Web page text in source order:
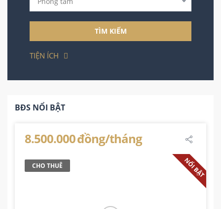
TÌM KIẾM
TIỆN ÍCH
BĐS NỔI BẬT
8.500.000 đồng/tháng
CHO THUÊ NỔI BẬT